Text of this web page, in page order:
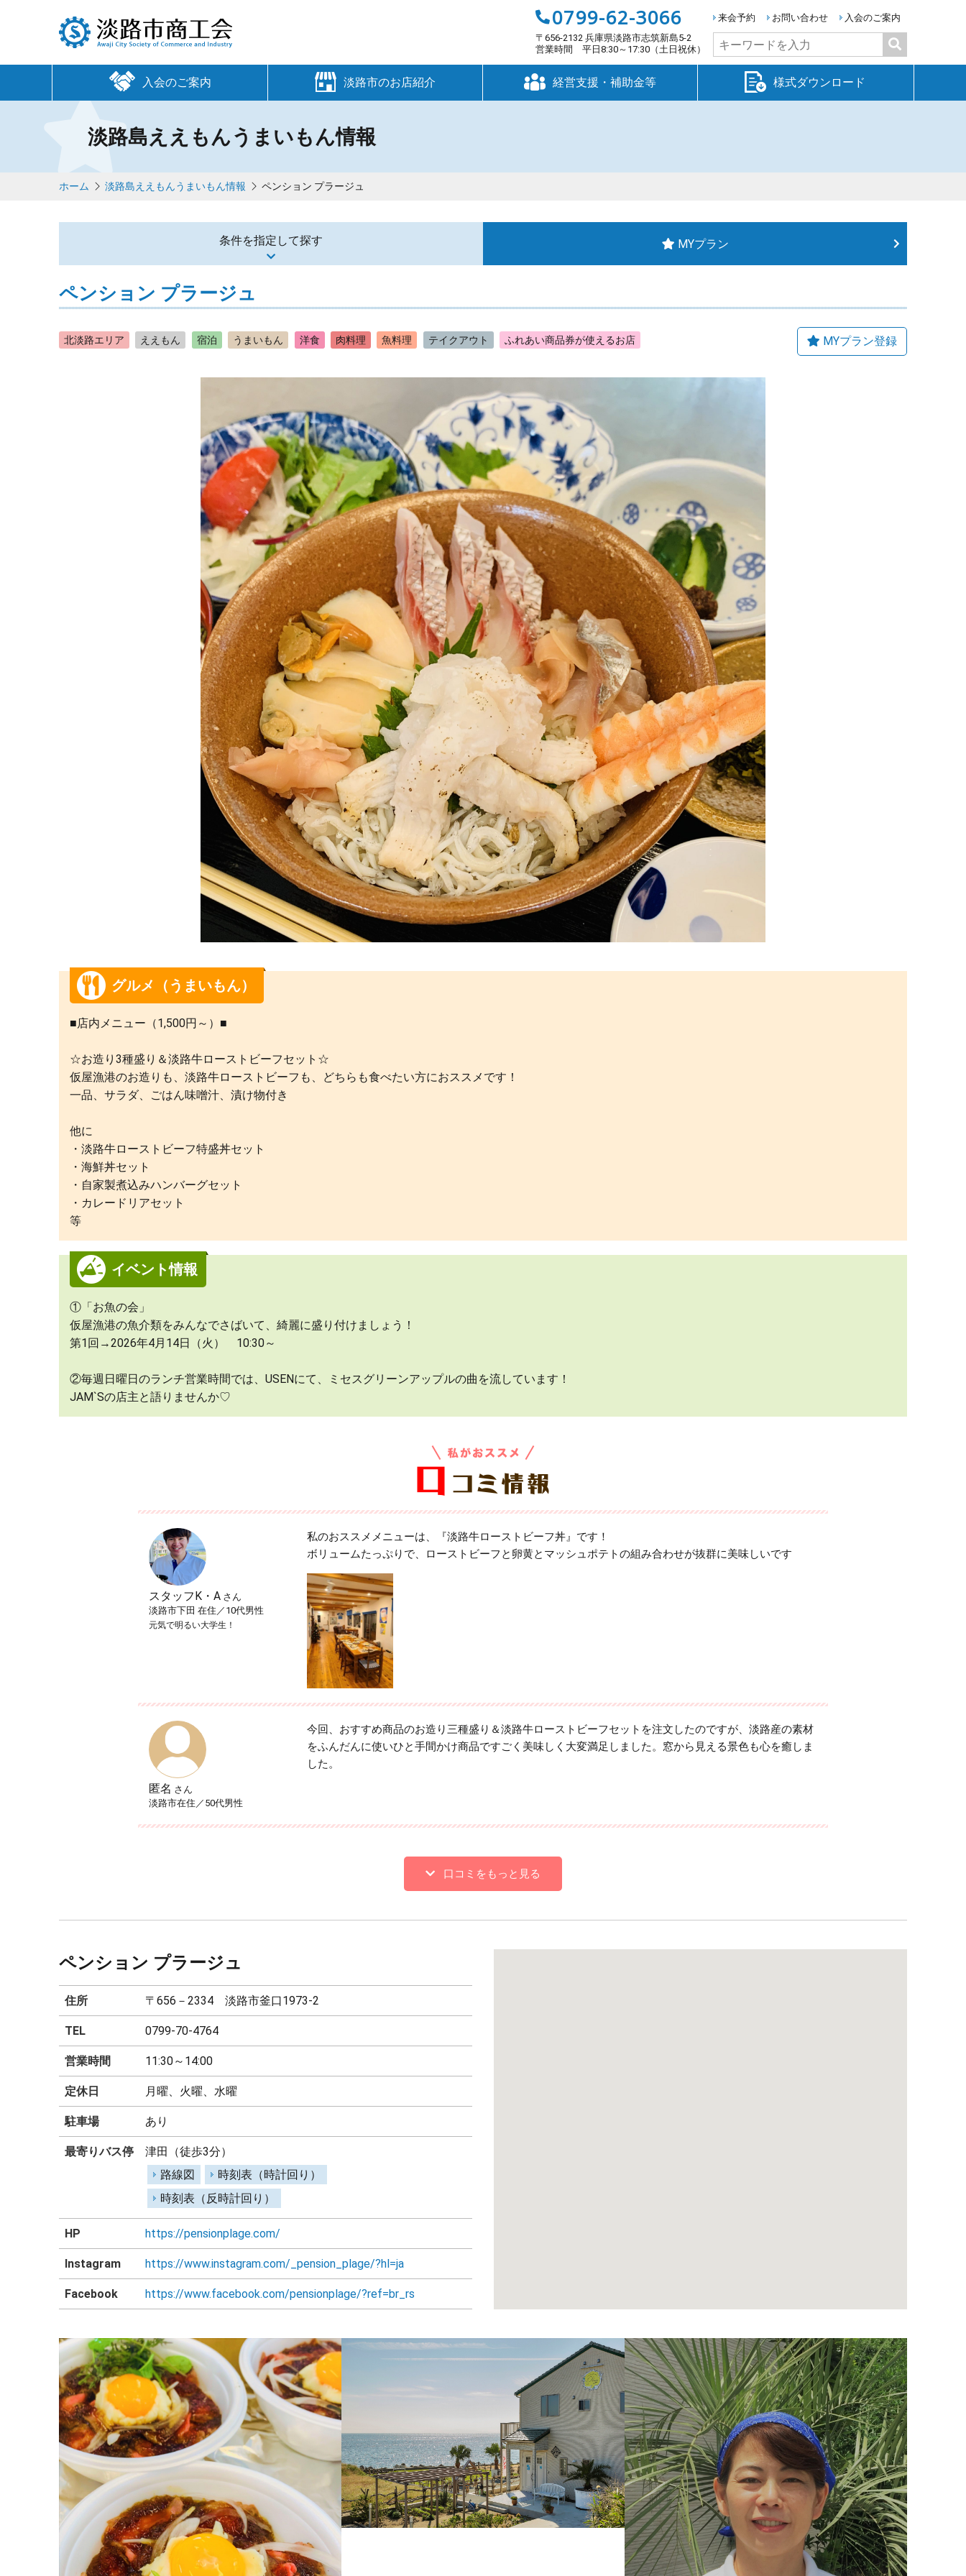
来会予約 お問い合わせ 入会のご案内
検
索:
0799-62-3066
〒656-2132 兵庫県淡路市志筑新島5-2
営業時間 平日8:30～17:30（土日祝休）
入会のご案内 淡路市のお店紹介 経営支援・補助金等 様式ダウンロード
淡路島ええもんうまいもん情報
ホーム 淡路島ええもんうまいもん情報 ペンション プラージュ
条件を指定して探す MYプラン
ペンション プラージュ
北淡路エリア ええもん 宿泊 うまいもん 洋食 肉料理 魚料理 テイクアウト ふれあい商品券が使えるお店
グルメ（うまいもん）
■店内メニュー（1,500円～）■
☆お造り3種盛り＆淡路牛ローストビーフセット☆
仮屋漁港のお造りも、淡路牛ローストビーフも、どちらも食べたい方におススメです！
一品、サラダ、ごはん味噌汁、漬け物付き
他に
・淡路牛ローストビーフ特盛丼セット
・海鮮丼セット
・自家製煮込みハンバーグセット
・カレードリアセット
等
イベント情報
①「お魚の会」
仮屋漁港の魚介類をみんなでさばいて、綺麗に盛り付けましょう！
第1回→2026年4月14日（火） 10:30～
②毎週日曜日のランチ営業時間では、USENにて、ミセスグリーンアップルの曲を流しています！
JAM`Sの店主と語りませんか♡
スタッフK・A さん
淡路市下田 在住／10代男性
元気で明るい大学生！
私のおススメメニューは、『淡路牛ローストビーフ丼』です！
ボリュームたっぷりで、ローストビーフと卵黄とマッシュポテトの組み合わせが抜群に美味しいです
匿名 さん
淡路市在住／50代男性
今回、おすすめ商品のお造り三種盛り＆淡路牛ローストビーフセットを注文したのですが、淡路産の素材
をふんだんに使いひと手間かけ商品ですごく美味しく大変満足しました。窓から見える景色も心を癒しま
した。
口コミをもっと見る
ペンション プラージュ
住所 〒656－2334 淡路市釜口1973-2
TEL 0799-70-4764
営業時間 11:30～14:00
定休日 月曜、火曜、水曜
駐車場 あり
最寄りバス停
津田（徒歩3分）
路線図
時刻表（時計回り）
時刻表（反時計回り）
HP https://pensionplage.com/
Instagram https://www.instagram.com/_pension_plage/?hl=ja
Facebook https://www.facebook.com/pensionplage/?ref=br_rs